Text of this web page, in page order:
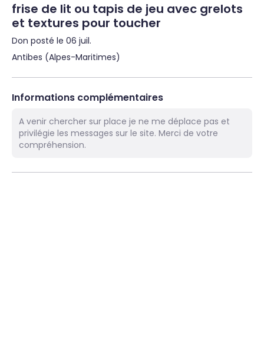
frise de lit ou tapis de jeu avec grelots
et textures pour toucher
Don posté le 06 juil.
Antibes (Alpes-Maritimes)
Informations complémentaires
A venir chercher sur place je ne me déplace pas et
privilégie les messages sur le site. Merci de votre
compréhension.